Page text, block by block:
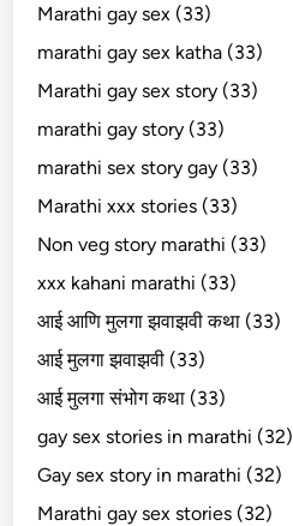
Marathi gay sex (33)
marathi gay sex katha (33)
Marathi gay sex story (33)
marathi gay story (33)
marathi sex story gay (33)
Marathi xxx stories (33)
Non veg story marathi (33)
xxx kahani marathi (33)
आई आणि मुलगा झवाझवी कथा (33)
आई मुलगा झवाझवी (33)
आई मुलगा संभोग कथा (33)
gay sex stories in marathi (32)
Gay sex story in marathi (32)
Marathi gay sex stories (32)